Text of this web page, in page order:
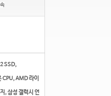
SSD,
CPU, AMD 라이
, 삼성 갤럭시 언